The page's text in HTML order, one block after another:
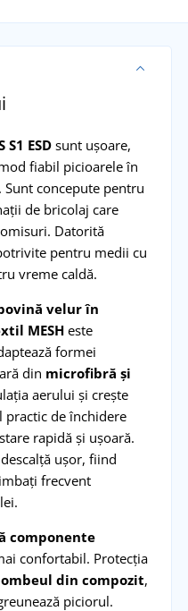
ESDsunt ușoare,
fiabil picioarele în
concepute pentru
de bricolaj care
Datorită
pentru medii cu
vreme caldă.
velur în
MESHeste
formei
din microfibră și
aerului și crește
de închidere
rapidă și ușoară.
ușor, fiind
frecvent
componente
confortabil. Protecția
din compozit,
piciorul.